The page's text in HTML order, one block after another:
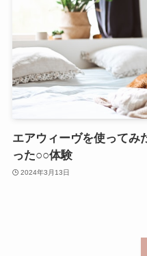
エアウィーヴを使ってみ
った○○体験
2024年3月13日